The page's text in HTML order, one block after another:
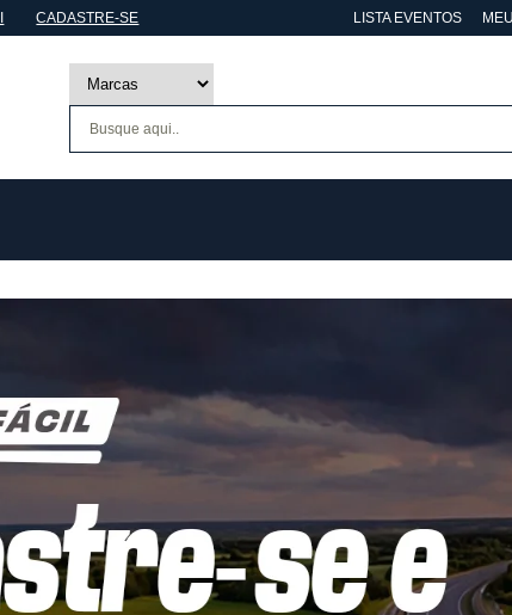
CADASTRE-SE LISTA EVENTOS